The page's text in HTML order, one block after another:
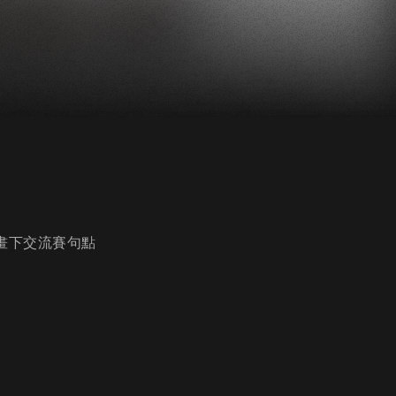
下交流賽句點